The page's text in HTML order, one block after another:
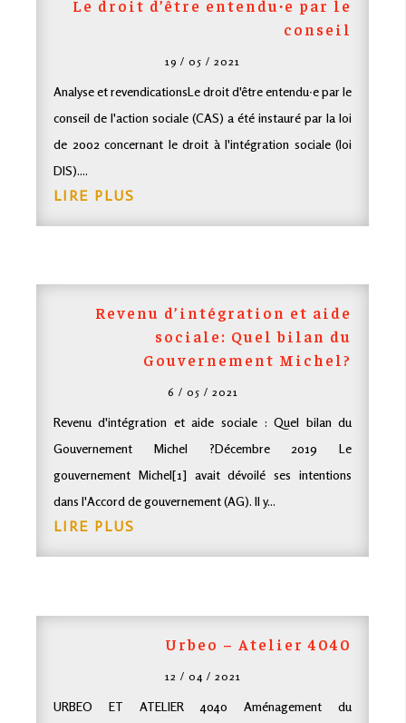
Le droit d’être entendu∙e par le
conseil
19 / 05 / 2021
Analyse et revendicationsLe droit d'être entendu∙e par le
conseil de l'action sociale (CAS) a été instauré par la loi
de 2002 concernant le droit à l'intégration sociale (loi
DIS)....
LIRE PLUS
Revenu d’intégration et aide
sociale: Quel bilan du
Gouvernement Michel?
6 / 05 / 2021
Revenu d'intégration et aide sociale : Quel bilan du
Gouvernement Michel ?Décembre 2019 Le
gouvernement Michel[1] avait dévoilé ses intentions
dans l'Accord de gouvernement (AG). Il y...
LIRE PLUS
Urbeo – Atelier 4040
12 / 04 / 2021
URBEO ET ATELIER 4040 Aménagement du